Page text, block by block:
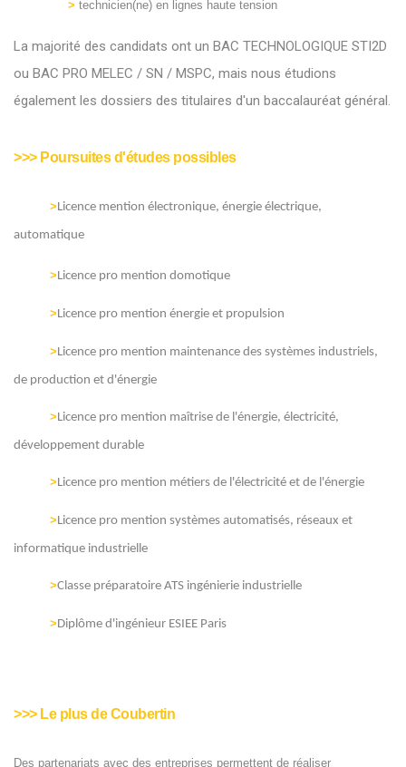
> technicien(ne) en lignes haute tension
La majorité des candidats ont un BAC TECHNOLOGIQUE STI2D
ou BAC PRO MELEC / SN / MSPC, mais nous étudions
également les dossiers des titulaires d'un baccalauréat général.
>>> Poursuites d'études possibles
> Licence mention électronique, énergie électrique,
automatique
> Licence pro mention domotique
> Licence pro mention énergie et propulsion
> Licence pro mention maintenance des systèmes industriels,
de production et d'énergie
> Licence pro mention maîtrise de l'énergie, électricité,
développement durable
> Licence pro mention métiers de l'électricité et de l'énergie
> Licence pro mention systèmes automatisés, réseaux et
informatique industrielle
>Classe préparatoire ATS ingénierie industrielle
> Diplôme d'ingénieur ESIEE Paris
>>> Le plus de Coubertin
Des partenariats avec des entreprises permettent de réaliser